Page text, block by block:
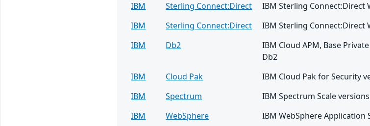
IBM
Sterling Connect:Direct
IBM Sterling Connect:Direct
IBM
Sterling Connect:Direct
IBM Sterling Connect:Direct
IBM
Db2
IBM Cloud APM, Base
Db2
IBM
Cloud Pak
IBM Cloud Pak for Security
IBM
Spectrum
IBM Spectrum Scale
IBM
WebSphere
IBM WebSphere Application